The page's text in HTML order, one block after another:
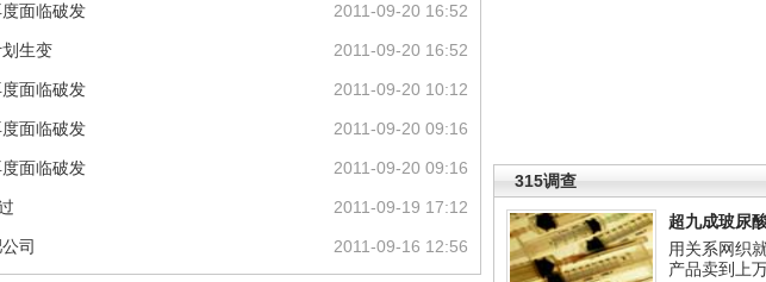
315调查
超九成玻尿
用关系网织
产品卖到上万
2011-09-20 16:52
面临破发
2011-09-20 16:52
生变
2011-09-20 10:12
面临破发
2011-09-20 09:16
面临破发
2011-09-20 09:16
面临破发
2011-09-19 17:12
2011-09-16 12:56
司